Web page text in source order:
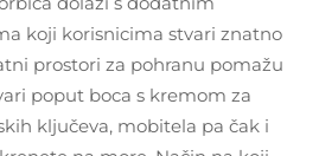
koji korisnicima stvari znatno
prostori za pohranu pomažu
poput boca s kremom za
ključeva, mobitela pa čak i